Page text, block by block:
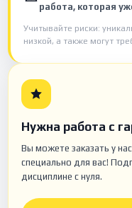
работа, которая
Учитывайте риски:
низкой, а также могут
Нужна работа с
Вы можете заказать у
специально для вас!
дисциплине с нуля.